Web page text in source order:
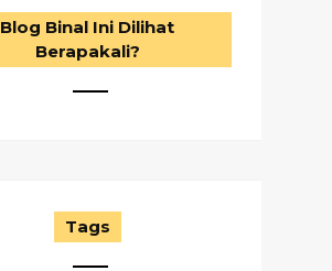
Blog Binal Ini Dilihat
Berapakali?
Tags